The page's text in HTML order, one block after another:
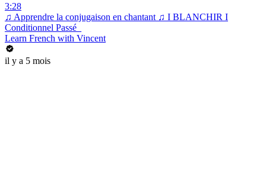
3:28
♫ Apprendre la conjugaison en chantant ♫ I BLANCHIR I
Conditionnel Passé_
Learn French with Vincent
il y a 5 mois